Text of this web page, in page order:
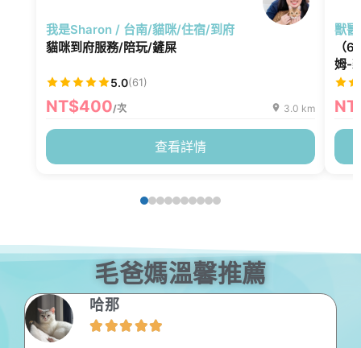
我是Sharon / 台南/貓咪/住宿/到府
貓咪到府服務/陪玩/鏟屎
5.0(61)
NT$400/次 3.0 km
查看詳情
獸
（
姆-
毛爸媽溫馨推薦
Evany Chen
